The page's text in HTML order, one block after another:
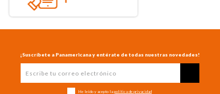
¡Suscríbete a Panamericana y entérate de todas nuestras novedades!
He leído y acepto la política de privacidad